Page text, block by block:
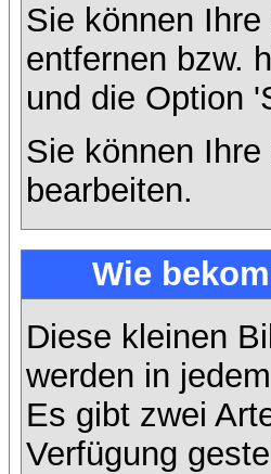
Sie können
entfernen bzw.
und die Option
Sie können
bearbeiten.
Wie
Diese kleinen
werden in
Es gibt zwei
Verfügung